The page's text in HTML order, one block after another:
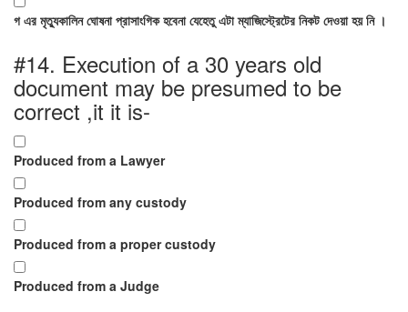
গ এর মৃত্যুকালিন ঘোষনা প্রাসাংগিক হবেনা যেহেতু এটা ম্যাজিস্ট্রেটের নিকট দেওয়া হয় নি ।
#14. Execution of a 30 years old
document may be presumed to be
correct ,it it is-
Produced from a Lawyer
Produced from any custody
Produced from a proper custody
Produced from a Judge